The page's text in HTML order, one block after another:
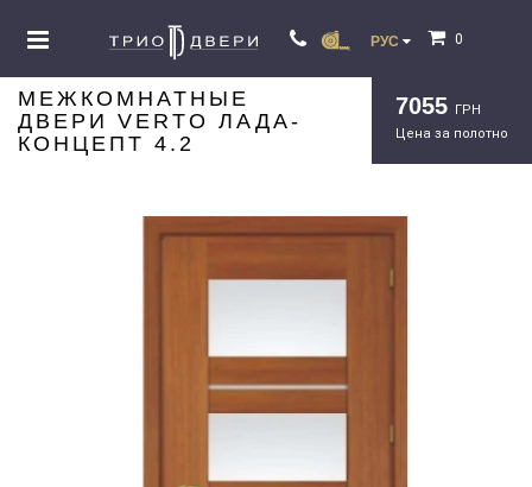
РУС 0
МЕЖКОМНАТНЫЕ
ДВЕРИ VERTO ЛАДА-
КОНЦЕПТ 4.2
7055 ГРН
Цена за полотно